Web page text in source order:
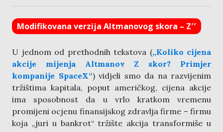
Modifikovana verzija Altmanovog skora – Z′′
U jednom od prethodnih tekstova („Koliko cijena
akcije mijenja Altmanov Z skor? Primjer
kompanije SpaceX“) vidjeli smo da na razvijenim
tržištima kapitala, poput američkog, cijena akcije
ima sposobnost da u vrlo kratkom vremenu
promijeni ocjenu finansijskog zdravlja firme – firmu
koja „juri u bankrot“ tržište akcija transformiše u